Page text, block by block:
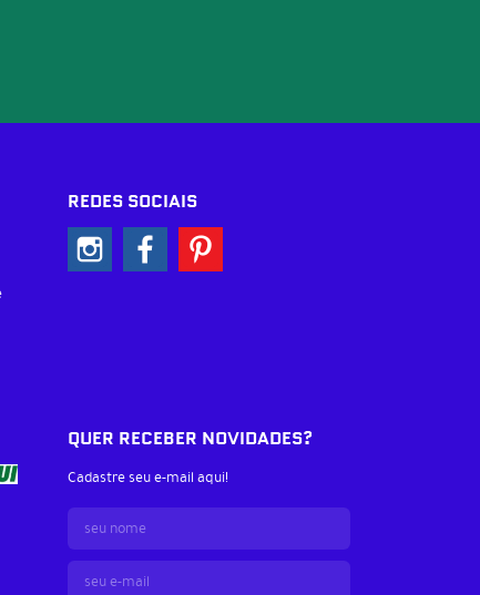
REDES SOCIAIS
QUER RECEBER NOVIDADES?
Cadastre seu e-mail aqui!